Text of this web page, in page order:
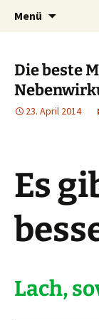
Lerne
Freude und
Menü
Die beste
23. April 2014
Es
Lach,